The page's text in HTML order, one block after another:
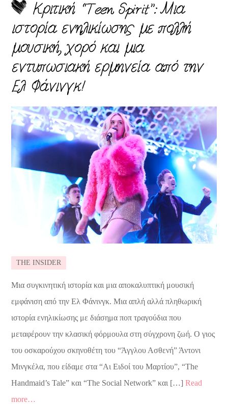
Κριτική “Teen Spirit”: Μια
ιστορία ενηλικίωσης με πολλή
μουσική, χορό και μια
εντυπωσιακή ερμηνεία από την
Ελ Φάνινγκ!
THE INSIDER
Μια συγκινητική ιστορία και μια αποκαλυπτική μουσική
εμφάνιση από την Ελ Φάνινγκ. Μια απλή αλλά πληθωρική
ιστορία ενηλικίωσης με διάσημα ποπ τραγούδια που
μεταφέρουν την κλασική φόρμουλα στη σύγχρονη ζωή. Ο γιος
του οσκαρούχου σκηνοθέτη του “Άγγλου Ασθενή” Άντονι
Μινγκέλα, που είδαμε στα “Αι Ειδοί του Μαρτίου”, “The
Handmaid’s Tale” και “The Social Network” και […]Read
more…